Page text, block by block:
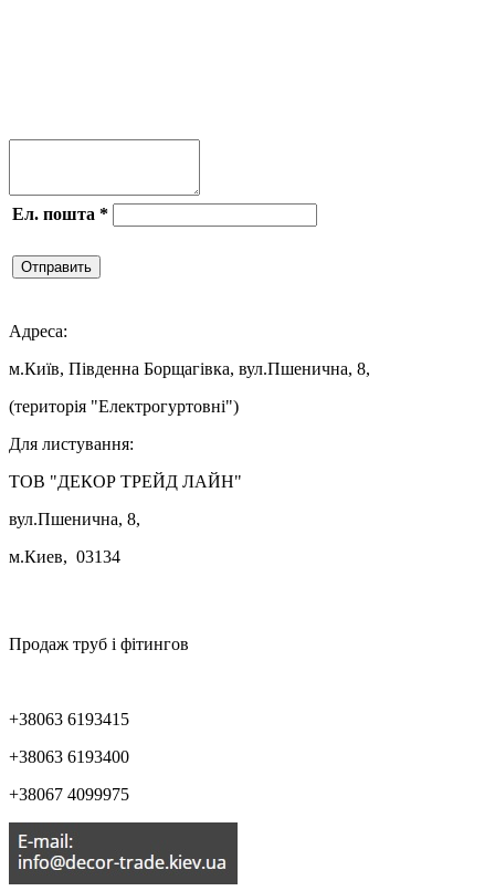
Ел. пошта *
Отправить
Адреса:
м.Київ, Південна Борщагівка, вул.Пшенична, 8,
(територія "Електрогуртовні")
Для листування:
ТОВ "ДЕКОР ТРЕЙД ЛАЙН"
вул.Пшенична, 8,
м.Киев, 03134
Продаж труб і фітингов
+38063 6193415
+38063 6193400
+38067 4099975